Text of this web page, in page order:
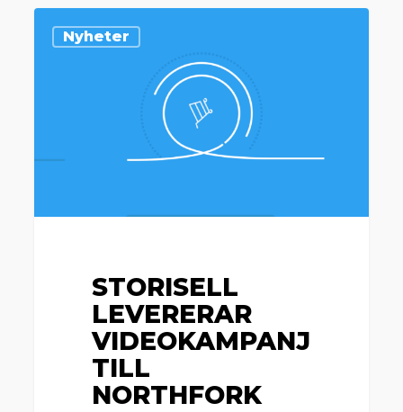
levererar
Nyheter
STORISELL
LEVERERAR
VIDEOKAMPANJ
TILL
NORTHFORK